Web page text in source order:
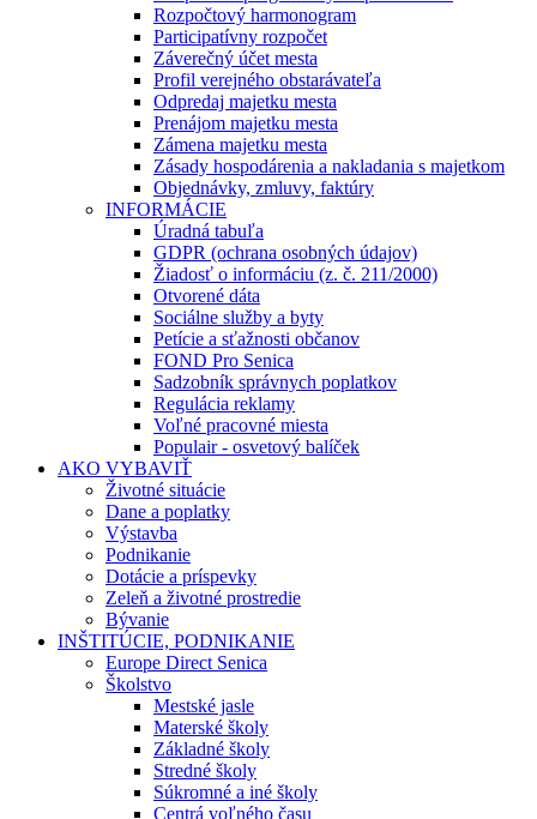
Rozpočtový harmonogram
Participatívny rozpočet
Záverečný účet mesta
Profil verejného obstarávateľa
Odpredaj majetku mesta
Prenájom majetku mesta
Zámena majetku mesta
Zásady hospodárenia a nakladania s majetkom
Objednávky, zmluvy, faktúry
INFORMÁCIE
Úradná tabuľa
GDPR (ochrana osobných údajov)
Žiadosť o informáciu (z. č. 211/2000)
Otvorené dáta
Sociálne služby a byty
Petície a sťažnosti občanov
FOND Pro Senica
Sadzobník správnych poplatkov
Regulácia reklamy
Voľné pracovné miesta
Populair - osvetový balíček
AKO VYBAVIŤ
Životné situácie
Dane a poplatky
Výstavba
Podnikanie
Dotácie a príspevky
Zeleň a životné prostredie
Bývanie
INŠTITÚCIE, PODNIKANIE
Europe Direct Senica
Školstvo
Mestské jasle
Materské školy
Základné školy
Stredné školy
Súkromné a iné školy
Centrá voľného času